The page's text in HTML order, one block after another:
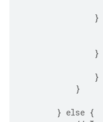
}
}
}
}
} else {